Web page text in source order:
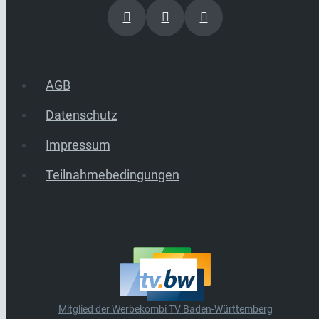
AGB
Datenschutz
Impressum
Teilnahmebedingungen
Mitglied der Werbekombi TV Baden-Württemberg